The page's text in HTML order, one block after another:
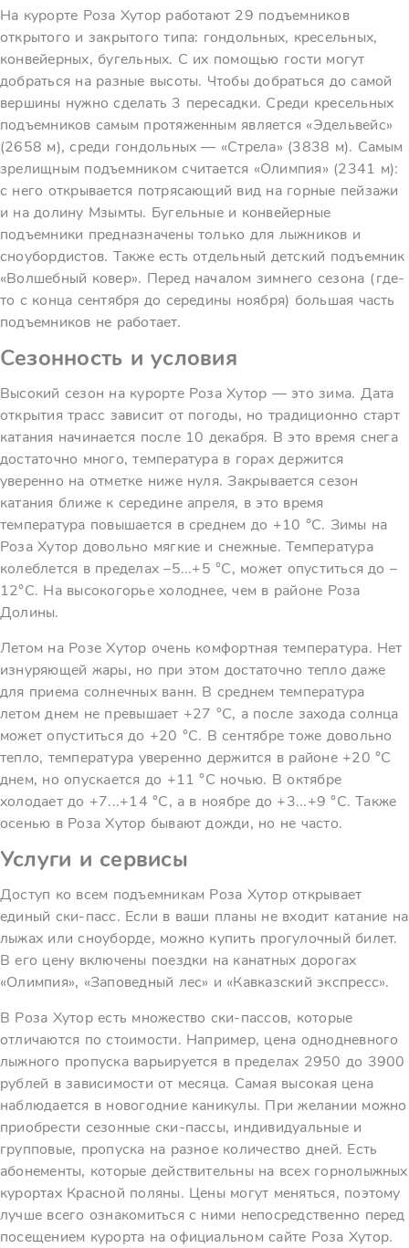
На курорте Роза Хутор работают 29 подъемников
открытого и закрытого типа: гондольных, кресельных,
конвейерных, бугельных. С их помощью гости могут
добраться на разные высоты. Чтобы добраться до самой
вершины нужно сделать 3 пересадки. Среди кресельных
подъемников самым протяженным является «Эдельвейс»
(2658 м), среди гондольных — «Стрела» (3838 м). Самым
зрелищным подъемником считается «Олимпия» (2341 м):
с него открывается потрясающий вид на горные пейзажи
и на долину Мзымты. Бугельные и конвейерные
подъемники предназначены только для лыжников и
сноубордистов. Также есть отдельный детский подъемник
«Волшебный ковер». Перед началом зимнего сезона (где-
то с конца сентября до середины ноября) большая часть
подъемников не работает.
Сезонность и условия
Высокий сезон на курорте Роза Хутор — это зима. Дата
открытия трасс зависит от погоды, но традиционно старт
катания начинается после 10 декабря. В это время снега
достаточно много, температура в горах держится
уверенно на отметке ниже нуля. Закрывается сезон
катания ближе к середине апреля, в это время
температура повышается в среднем до +10 °С. Зимы на
Роза Хутор довольно мягкие и снежные. Температура
колеблется в пределах –5...+5 °С, может опуститься до –
12°С. На высокогорье холоднее, чем в районе Роза
Долины.
Летом на Розе Хутор очень комфортная температура. Нет
изнуряющей жары, но при этом достаточно тепло даже
для приема солнечных ванн. В среднем температура
летом днем не превышает +27 °С, а после захода солнца
может опуститься до +20 °С. В сентябре тоже довольно
тепло, температура уверенно держится в районе +20 °С
днем, но опускается до +11 °С ночью. В октябре
холодает до +7...+14 °С, а в ноябре до +3...+9 °С. Также
осенью в Роза Хутор бывают дожди, но не часто.
Услуги и сервисы
Доступ ко всем подъемникам Роза Хутор открывает
единый ски-пасс. Если в ваши планы не входит катание на
лыжах или сноуборде, можно купить прогулочный билет.
В его цену включены поездки на канатных дорогах
«Олимпия», «Заповедный лес» и «Кавказский экспресс».
В Роза Хутор есть множество ски-пассов, которые
отличаются по стоимости. Например, цена однодневного
лыжного пропуска варьируется в пределах 2950 до 3900
рублей в зависимости от месяца. Самая высокая цена
наблюдается в новогодние каникулы. При желании можно
приобрести сезонные ски-пассы, индивидуальные и
групповые, пропуска на разное количество дней. Есть
абонементы, которые действительны на всех горнолыжных
курортах Красной поляны. Цены могут меняться, поэтому
лучше всего ознакомиться с ними непосредственно перед
посещением курорта на официальном сайте Роза Хутор.